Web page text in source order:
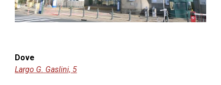
Dove
Largo G. Gaslini, 5